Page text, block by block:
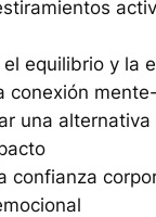
el equilibrio y la
conexión
una
confianza